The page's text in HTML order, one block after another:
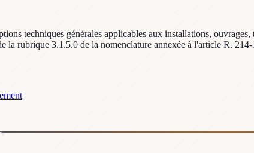
techniques générales applicables aux installations,
la rubrique 3.1.5.0 de la nomenclature annexée à l'article R.